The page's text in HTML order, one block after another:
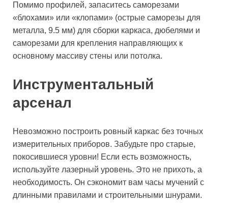
Помимо профилей, запаситесь саморезами
«блохами» или «клопами» (острые саморезы для
металла, 9.5 мм) для сборки каркаса, дюбелями и
саморезами для крепления направляющих к
основному массиву стены или потолка.
Инструментальный
арсенал
Невозможно построить ровный каркас без точных
измерительных приборов. Забудьте про старые,
покосившиеся уровни! Если есть возможность,
используйте лазерный уровень. Это не прихоть, а
необходимость. Он сэкономит вам часы мучений с
длинными правилами и строительными шнурами.